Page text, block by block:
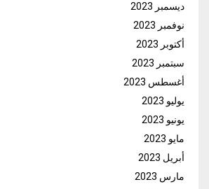
ديسمبر 2023
نوفمبر 2023
أكتوبر 2023
سبتمبر 2023
أغسطس 2023
يوليو 2023
يونيو 2023
مايو 2023
أبريل 2023
مارس 2023